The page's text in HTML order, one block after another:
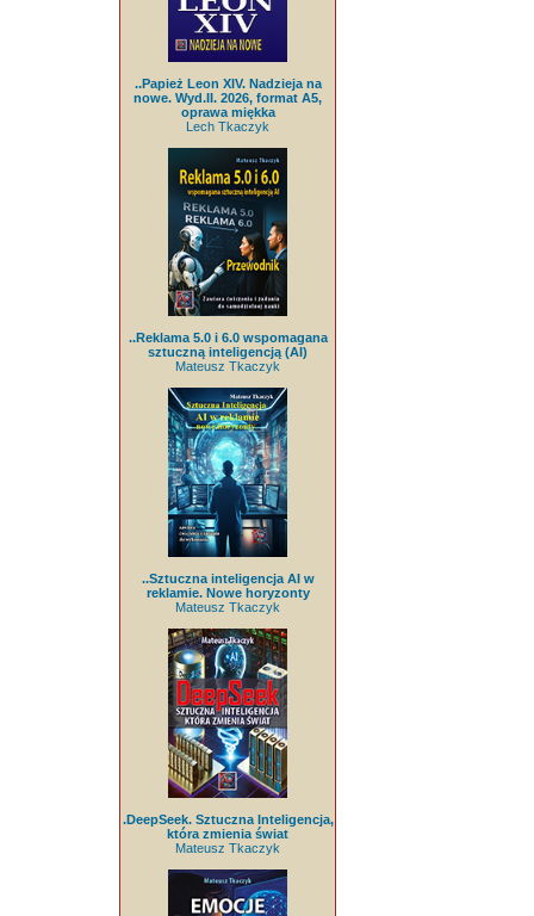
..Papież Leon XIV. Nadzieja na
nowe. Wyd.II. 2026, format A5,
oprawa miękka
Lech Tkaczyk
..Reklama 5.0 i 6.0 wspomagana
sztuczną inteligencją (AI)
Mateusz Tkaczyk
..Sztuczna inteligencja AI w
reklamie. Nowe horyzonty
Mateusz Tkaczyk
.DeepSeek. Sztuczna Inteligencja,
która zmienia świat
Mateusz Tkaczyk